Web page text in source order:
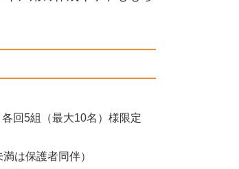
回5組（最大10名）様限定
は保護者同伴）